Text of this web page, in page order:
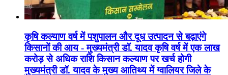
कृषि कल्याण वर्ष में पशुपालन और दूध उत्पादन से बढ़ाएंगे
किसानों की आय - मुख्यमंत्री डॉ. यादव कृषि वर्ष में एक लाख
करोड़ से अधिक राशि किसान कल्याण पर खर्च होगी
मुख्यमंत्री डॉ. यादव के मुख्य आतिथ्य में ग्वालियर जिले के